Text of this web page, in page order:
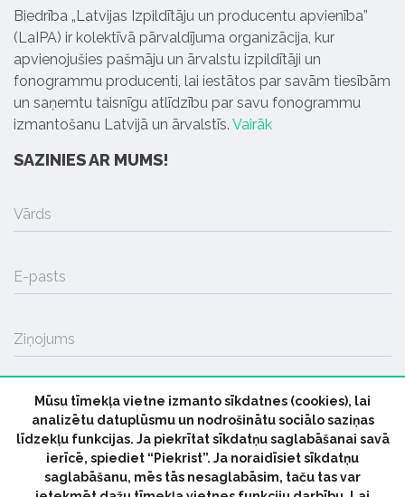
Biedrība „Latvijas Izpildītāju un producentu apvienība”
(LaIPA) ir kolektīvā pārvaldījuma organizācija, kur
apvienojušies pašmāju un ārvalstu izpildītāji un
fonogrammu producenti, lai iestātos par savām tiesībām
un saņemtu taisnīgu atlīdzību par savu fonogrammu
izmantošanu Latvijā un ārvalstīs. Vairāk
SAZINIES AR MUMS!
Vārds
E-pasts
Ziņojums
SŪTĪT
Mūsu tīmekļa vietne izmanto sīkdatnes (cookies), lai
analizētu datuplūsmu un nodrošinātu sociālo saziņas
līdzekļu funkcijas. Ja piekrītat sīkdatņu saglabāšanai savā
ierīcē, spiediet “Piekrist”. Ja noraidīsiet sīkdatņu
saglabāšanu, mēs tās nesaglabāsim, taču tas var